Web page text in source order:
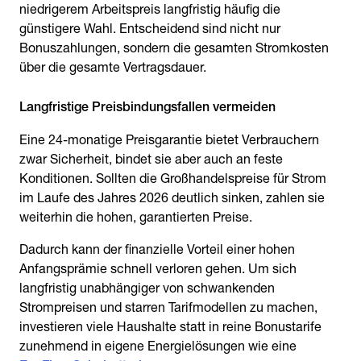
niedrigerem Arbeitspreis langfristig häufig die
günstigere Wahl. Entscheidend sind nicht nur
Bonuszahlungen, sondern die gesamten Stromkosten
über die gesamte Vertragsdauer.
Eine 24-monatige Preisgarantie bietet Verbrauchern
zwar Sicherheit, bindet sie aber auch an feste
Konditionen. Sollten die Großhandelspreise für Strom
im Laufe des Jahres 2026 deutlich sinken, zahlen sie
weiterhin die hohen, garantierten Preise.
Dadurch kann der finanzielle Vorteil einer hohen
Anfangsprämie schnell verloren gehen. Um sich
langfristig unabhängiger von schwankenden
Strompreisen und starren Tarifmodellen zu machen,
investieren viele Haushalte statt in reine Bonustarife
zunehmend in eigene Energielösungen wie eine